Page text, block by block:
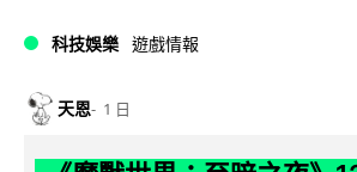
科技娛樂 遊戲情報
天恩 1 日